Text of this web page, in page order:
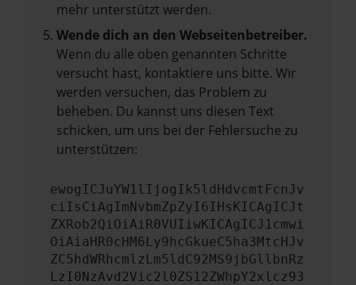
mehr unterstützt werden.
Wende dich an den Webseitenbetreiber.
Wenn du alle oben genannten Schritte
versucht hast, kontaktiere uns bitte. Wir
werden versuchen, das Problem zu
beheben. Du kannst uns diesen Text
schicken, um uns bei der Fehlersuche zu
unterstützen:
ewogICJuYW1lIjogIk5ldHdvcmtFcnJv
ciIsCiAgImNvbmZpZyI6IHsKICAgICJt
ZXRob2QiOiAiR0VUIiwKICAgICJ1cmwi
OiAiaHR0cHM6Ly9hcGkueC5ha3MtcHJv
ZC5hdWRhcmlzLm5ldC92MS9jbGllbnRz
LzI0NzAvd2Vic2l0ZS12ZWhpY2xlcz93